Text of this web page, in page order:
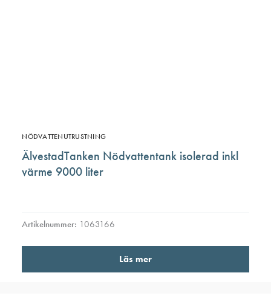
NÖDVATTENUTRUSTNING
ÄlvestadTanken Nödvattentank isolerad inkl
värme 9000 liter
Artikelnummer: 1063166
Läs mer